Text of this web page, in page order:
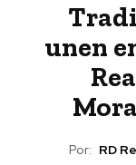
unen
Por: RD